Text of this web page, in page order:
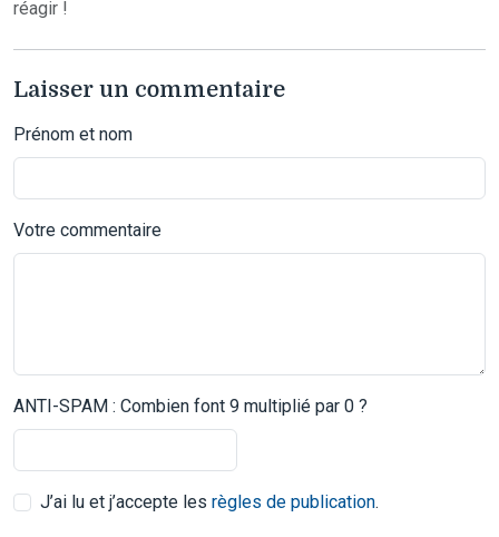
réagir !
Laisser un commentaire
Prénom et nom
Votre commentaire
ANTI-SPAM : Combien font 9 multiplié par 0 ?
J’ai lu et j’accepte les règles de publication.